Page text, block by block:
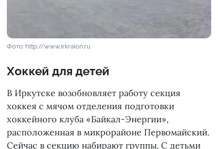
Фото: http://www.irkraion.ru
Хоккей для детей
В Иркутске возобновляет работу секция
хоккея с мячом отделения подготовки
хоккейного клуба «Байкал-Энергии»,
расположенная в микрорайоне Первомайский.
Сейчас в секцию набирают группы. С детьми